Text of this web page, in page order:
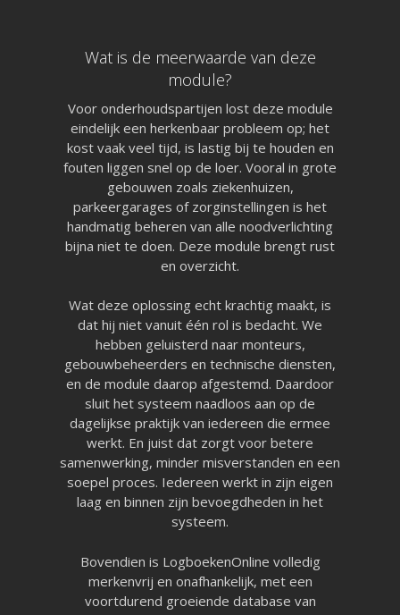
Wat is de meerwaarde van deze
module?
Voor onderhoudspartijen lost deze module
eindelijk een herkenbaar probleem op; het
kost vaak veel tijd, is lastig bij te houden en
fouten liggen snel op de loer. Vooral in grote
gebouwen zoals ziekenhuizen,
parkeergarages of zorginstellingen is het
handmatig beheren van alle noodverlichting
bijna niet te doen. Deze module brengt rust
en overzicht.
Wat deze oplossing echt krachtig maakt, is
dat hij niet vanuit één rol is bedacht. We
hebben geluisterd naar monteurs,
gebouwbeheerders en technische diensten,
en de module daarop afgestemd. Daardoor
sluit het systeem naadloos aan op de
dagelijkse praktijk van iedereen die ermee
werkt. En juist dat zorgt voor betere
samenwerking, minder misverstanden en een
soepel proces. Iedereen werkt in zijn eigen
laag en binnen zijn bevoegdheden in het
systeem.
Bovendien is LogboekenOnline volledig
merkenvrij en onafhankelijk, met een
voortdurend groeiende database van
Pagina’s
Aanvragen
Pro aanvragen
Lite aanvragen
Modules
Ontdek
Nood- en
Blusmiddelen
Liftinstallaties
Overige
Informatie
Technische specificaties
Koppelingen
Over ons
Referenties
Nieuws
Webinar
Contact
Privacy Policy
Applicatie is online!